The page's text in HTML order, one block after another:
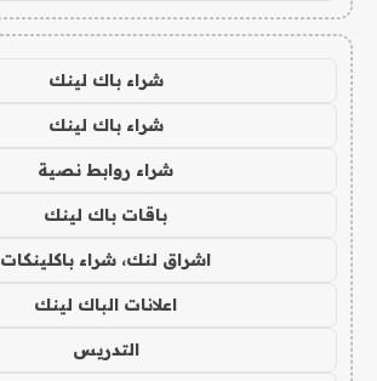
شراء باك لينك
شراء باك لينك
شراء روابط نصية
باقات باك لينك
اشراق لنك، شراء باكلينكات
اعلانات الباك لينك
التدريس